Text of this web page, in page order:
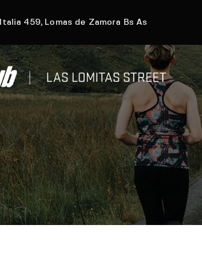
Italia 459, Lomas de Zamora Bs As